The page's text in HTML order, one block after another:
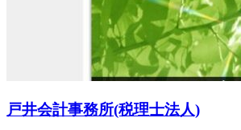
戸井会計事務所(税理士法人)